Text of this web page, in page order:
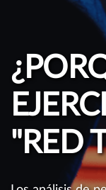
"RED